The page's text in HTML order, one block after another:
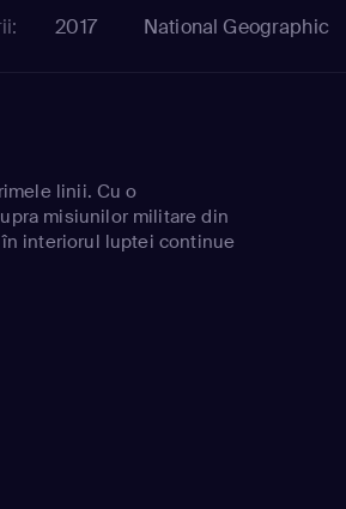
2017 National Geographic
linii. Cu o
misiunilor militare din
interiorul luptei continue